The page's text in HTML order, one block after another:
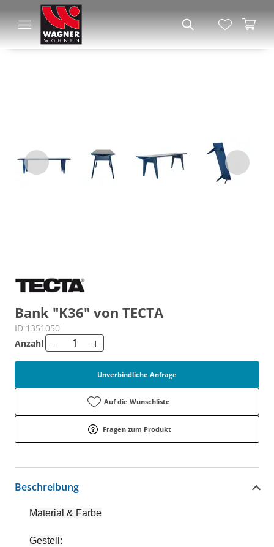
Bank "K36" von TECTA
ID 1351050
Anzahl
- +
Unverbindliche Anfrage
Auf die Wunschliste
Fragen zum Produkt
Beschreibung
Material & Farbe
Gestell: